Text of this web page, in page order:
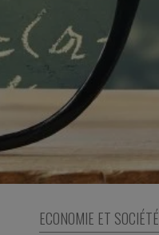
ECONOMIE ET SOCIÉTÉ